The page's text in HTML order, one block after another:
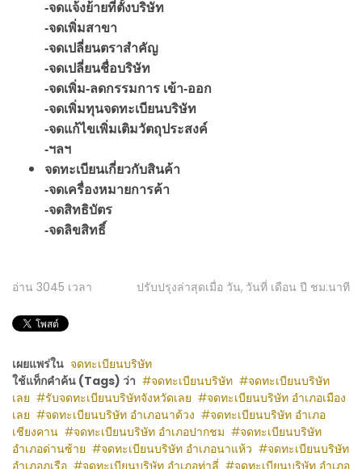
-จดแจ้งย้ายที่ตั้งบริษัท
-จดเพิ่มสาขา
-จดเปลี่ยนตราสำคัญ
-จดเปลี่ยนชื่อบริษัท
-จดเพิ่ม-ลดกรรมการ เข้า-ออก
-จดเพิ่มทุนจดทะเบียนบริษัท
-จดแก้ไขเพิ่มเติมวัตถุประสงค์
-ฯลฯ
จดทะเบียนเกี่ยวกับสินค้า
-จดเครื่องหมายการค้า
-จดสิทธิบัตร
-จดลิขสิทธิ์
อ่าน 3045 เวลา ปรับปรุงล่าสุดเมื่อ วัน, วันที่ เดือน ปี ชม:นาที
เผยแพร่ใน จดทะเบียนบริษัท
ใช้แท็กคำค้น (Tags) ว่า
จดทะเบียนบริษัท
จดทะเบียนบริษัท
เลย
รับจดทะเบียนบริษัทจังหวัดเลย
จดทะเบียนบริษัท อำเภอเมือง
เลย
จดทะเบียนบริษัท อำเภอนาด้วง
จดทะเบียนบริษัท อำเภอ
เชียงคาน
จดทะเบียนบริษัท อำเภอปากชม
จดทะเบียนบริษัท
อำเภอด่านซ้าย
จดทะเบียนบริษัท อำเภอนาแห้ว
จดทะเบียนบริษัท
อำเภอภูเรือ
จดทะเบียนบริษัท อำเภอท่าลี่ จดทะเบียนบริษัท อำเภอ